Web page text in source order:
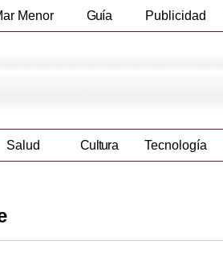
Menor Guía Publicidad
Salud Cultura Tecnología